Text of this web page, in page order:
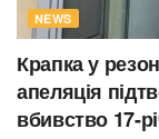
NEWS
Крапка у
апеляція
вбивство 17-